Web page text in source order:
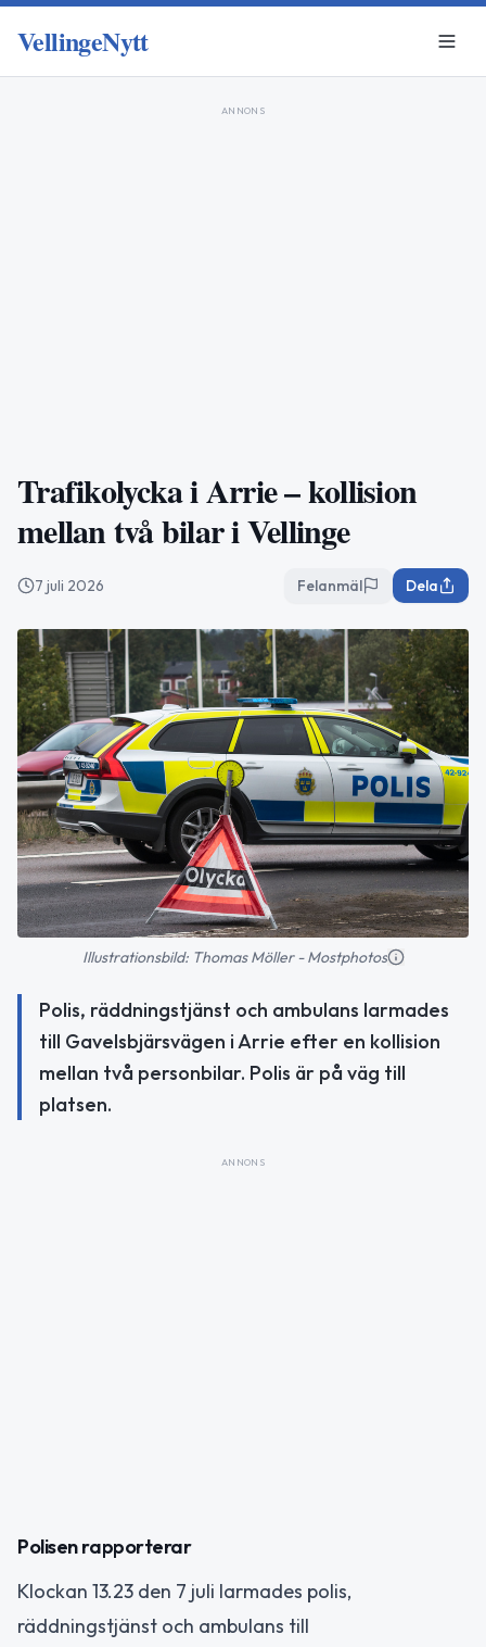
VellingeNytt
ANNONS
Trafikolycka i Arrie – kollision
mellan två bilar i Vellinge
7 juli 2026 Felanmäl Dela
Illustrationsbild: Thomas Möller - Mostphotos
Polis, räddningstjänst och ambulans larmades
till Gavelsbjärsvägen i Arrie efter en kollision
mellan två personbilar. Polis är på väg till
platsen.
ANNONS
Polisen rapporterar
Klockan 13.23 den 7 juli larmades polis,
räddningstjänst och ambulans till